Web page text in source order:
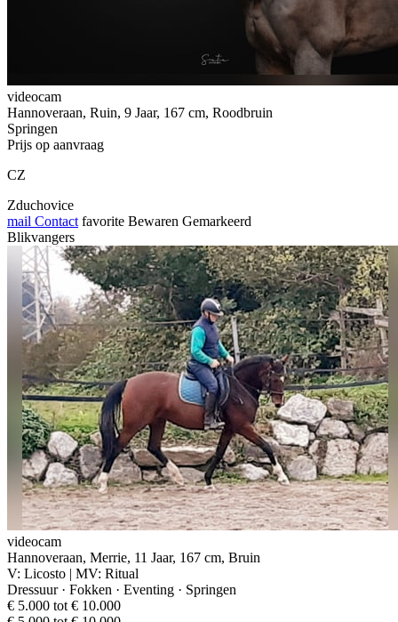
videocam
Hannoveraan, Ruin, 9 Jaar, 167 cm, Roodbruin
Springen
Prijs op aanvraag
CZ
Zduchovice
mail Contact favorite Bewaren Gemarkeerd
Blikvangers
videocam
Hannoveraan, Merrie, 11 Jaar, 167 cm, Bruin
V: Licosto | MV: Ritual
Dressuur · Fokken · Eventing · Springen
€ 5.000 tot € 10.000